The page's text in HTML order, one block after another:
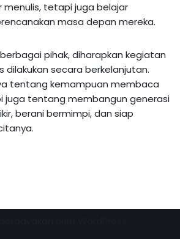
menulis, tetapi juga belajar
masa depan mereka.
pihak, diharapkan kegiatan
secara berkelanjutan.
tentang kemampuan membaca
juga tentang membangun generasi
berani bermimpi, dan siap